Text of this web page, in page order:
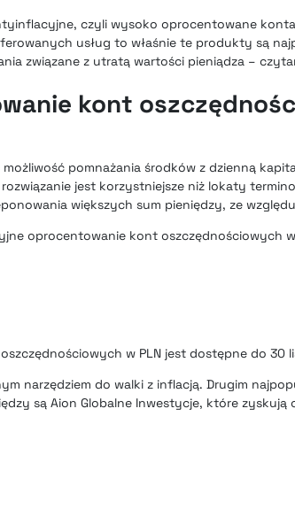
czyli wysoko oprocentowane
usług to właśnie te produkty są
związane z utratą wartości pieniądza –
kont
pomnażania środków z dzienną
jest korzystniejsze niż lokaty
większych sum pieniędzy, ze
oprocentowanie kont oszczędnościowych
w PLN jest dostępne do 30
narzędziem do walki z inflacją. Drugim
są Aion Globalne Inwestycje, które zyskują